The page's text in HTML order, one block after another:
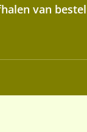
van